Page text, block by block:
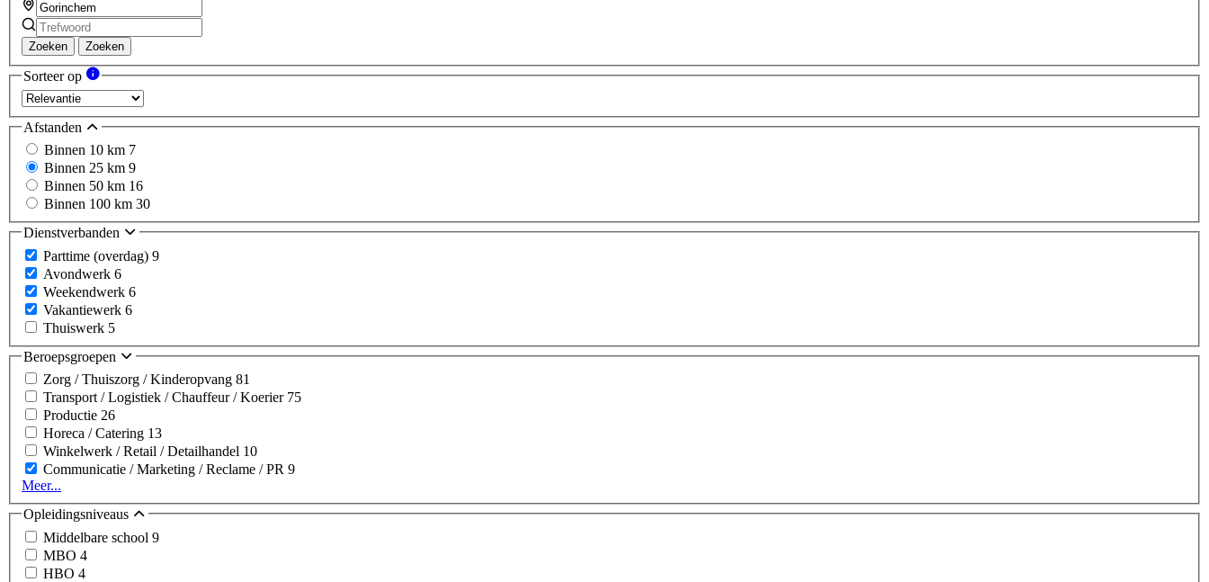
Zoeken Zoeken
Sorteer op
Afstanden
Binnen 10 km 7
Binnen 25 km 9
Binnen 50 km 16
Binnen 100 km 30
Dienstverbanden
Parttime (overdag) 9
Avondwerk 6
Weekendwerk 6
Vakantiewerk 6
Thuiswerk 5
Beroepsgroepen
Zorg / Thuiszorg / Kinderopvang 81
Transport / Logistiek / Chauffeur / Koerier 75
Productie 26
Horeca / Catering 13
Winkelwerk / Retail / Detailhandel 10
Communicatie / Marketing / Reclame / PR 9
Meer...
Opleidingsniveaus
Middelbare school 9
MBO 4
HBO 4